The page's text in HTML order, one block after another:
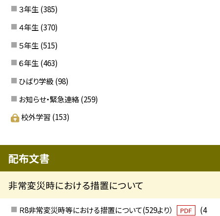
３年生 (385)
４年生 (370)
５年生 (515)
６年生 (463)
ひばり学級 (98)
お知らせ・緊急連絡 (259)
校外学習 (153)
配布文書
非常変災時における措置について
Ｒ8非常変災時等における措置について(529より） PDF
(4